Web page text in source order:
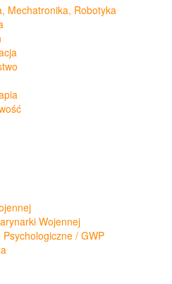
Mechatronika, Robotyka
Wojennej
/ GWP